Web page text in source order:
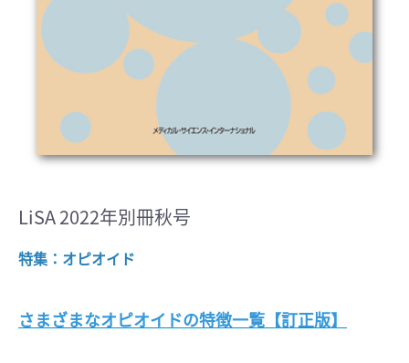
LiSA 2022年別冊秋号
特集：オピオイド
さまざまなオピオイドの特徴一覧【訂正版】